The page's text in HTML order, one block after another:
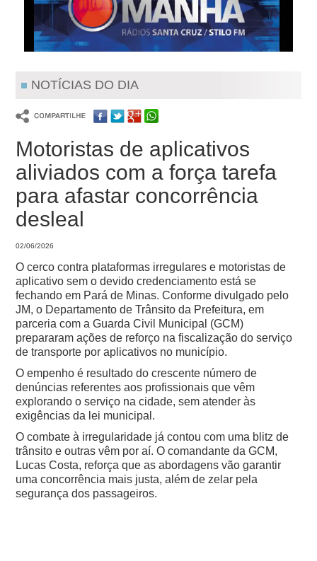
NOTÍCIAS DO DIA
Motoristas de aplicativos
aliviados com a força tarefa
para afastar concorrência
desleal
02/06/2026
O cerco contra plataformas irregulares e motoristas de
aplicativo sem o devido credenciamento está se
fechando em Pará de Minas. Conforme divulgado pelo
JM, o Departamento de Trânsito da Prefeitura, em
parceria com a Guarda Civil Municipal (GCM)
prepararam ações de reforço na fiscalização do serviço
de transporte por aplicativos no município.
O empenho é resultado do crescente número de
denúncias referentes aos profissionais que vêm
explorando o serviço na cidade, sem atender às
exigências da lei municipal.
O combate à irregularidade já contou com uma blitz de
trânsito e outras vêm por aí. O comandante da GCM,
Lucas Costa, reforça que as abordagens vão garantir
uma concorrência mais justa, além de zelar pela
segurança dos passageiros.